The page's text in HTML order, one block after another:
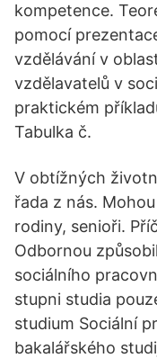
kompetence.
pomocí
vzdělávání v
vzdělavatelů v
praktickém
Tabulka č.
V obtížných
řada z nás.
rodiny, senioři.
Odbornou
sociálního
stupni studia
studium Sociální
bakalářského